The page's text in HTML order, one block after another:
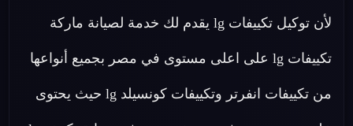
لأن توكيل تكييفات lg يقدم لك خدمة لصيانة ماركة
تكييفات lg على اعلى مستوى في مصر بجميع أنواعها
من تكييفات انفرتر وتكييفات كونسيلد lg حيث يحتوى